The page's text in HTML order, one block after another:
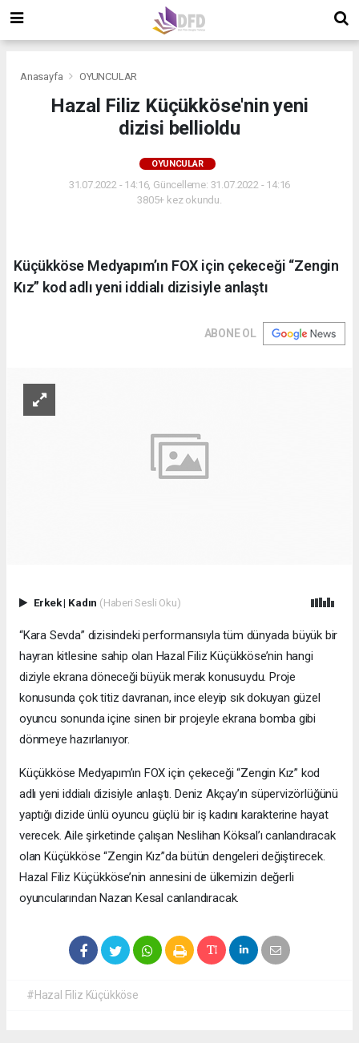
Anasayfa OYUNCULAR
Hazal Filiz Küçükköse'nin yeni
dizisi bellioldu
OYUNCULAR
31.07.2022 - 14:16, Güncelleme: 31.07.2022 - 14:16
3805+ kez okundu.
Küçükköse Medyapım’ın FOX için çekeceği “Zengin
Kız” kod adlı yeni iddialı dizisiyle anlaştı
ABONE OL
Erkek| Kadın (Haberi Sesli Oku)
“Kara Sevda” dizisindeki performansıyla tüm dünyada büyük bir
hayran kitlesine sahip olan Hazal Filiz Küçükköse’nin hangi
diziyle ekrana döneceği büyük merak konusuydu. Proje
konusunda çok titiz davranan, ince eleyip sık dokuyan güzel
oyuncu sonunda içine sinen bir projeyle ekrana bomba gibi
dönmeye hazırlanıyor.
Küçükköse Medyapım’ın FOX için çekeceği “Zengin Kız” kod
adlı yeni iddialı dizisiyle anlaştı. Deniz Akçay’ın süpervizörlüğünü
yaptığı dizide ünlü oyuncu güçlü bir iş kadını karakterine hayat
verecek. Aile şirketinde çalışan Neslihan Köksal’ı canlandıracak
olan Küçükköse “Zengin Kız”da bütün dengeleri değiştirecek.
Hazal Filiz Küçükköse’nin annesini de ülkemizin değerli
oyuncularından Nazan Kesal canlandıracak.
#Hazal Filiz Küçükköse